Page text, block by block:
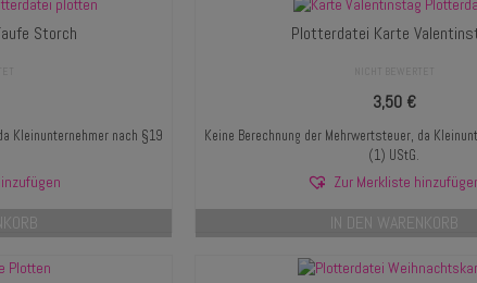
Storch
Kleinunternehmer nach §19
Plotterdatei Karte
3,50 €
Keine Berechnung der Mehrwertsteuer, da
(1) UStG.
Zur Merkliste
IN DEN WARENKORB